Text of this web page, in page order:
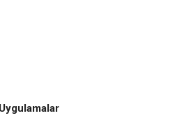
Uygulamalar